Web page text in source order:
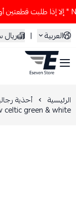
العربية
|
STORE
الرئيسية أحذية
celtic green & white